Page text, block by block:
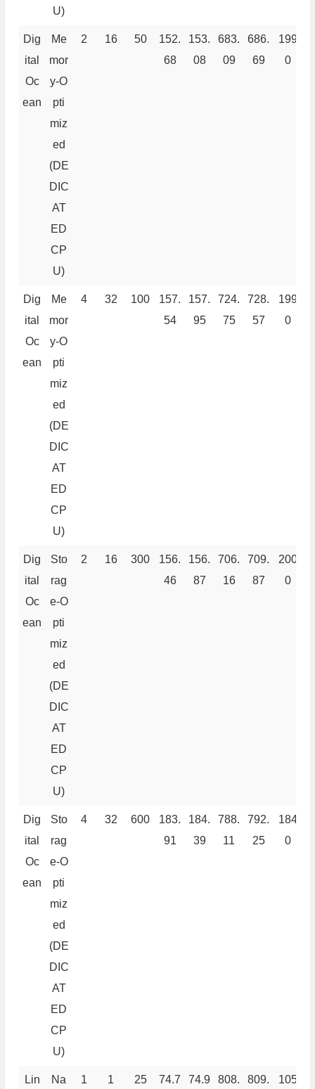
U)
Dig
ital
Oc
ean
Me
mor
y-O
pti
miz
ed
(DE
DIC
AT
ED
CP
U)
2 16 50
152.
68
153.
08
683.
09
686.
69
199
0
Dig
ital
Oc
ean
Me
mor
y-O
pti
miz
ed
(DE
DIC
AT
ED
CP
U)
4 32 100
157.
54
157.
95
724.
75
728.
57
199
0
Dig
ital
Oc
ean
Sto
rag
e-O
pti
miz
ed
(DE
DIC
AT
ED
CP
U)
2 16 300
156.
46
156.
87
706.
16
709.
87
200
0
Dig
ital
Oc
ean
Sto
rag
e-O
pti
miz
ed
(DE
DIC
AT
ED
CP
U)
4 32 600
183.
91
184.
39
788.
11
792.
25
184
0
Lin Na 1 1 25 74.7 74.9 808. 809. 105